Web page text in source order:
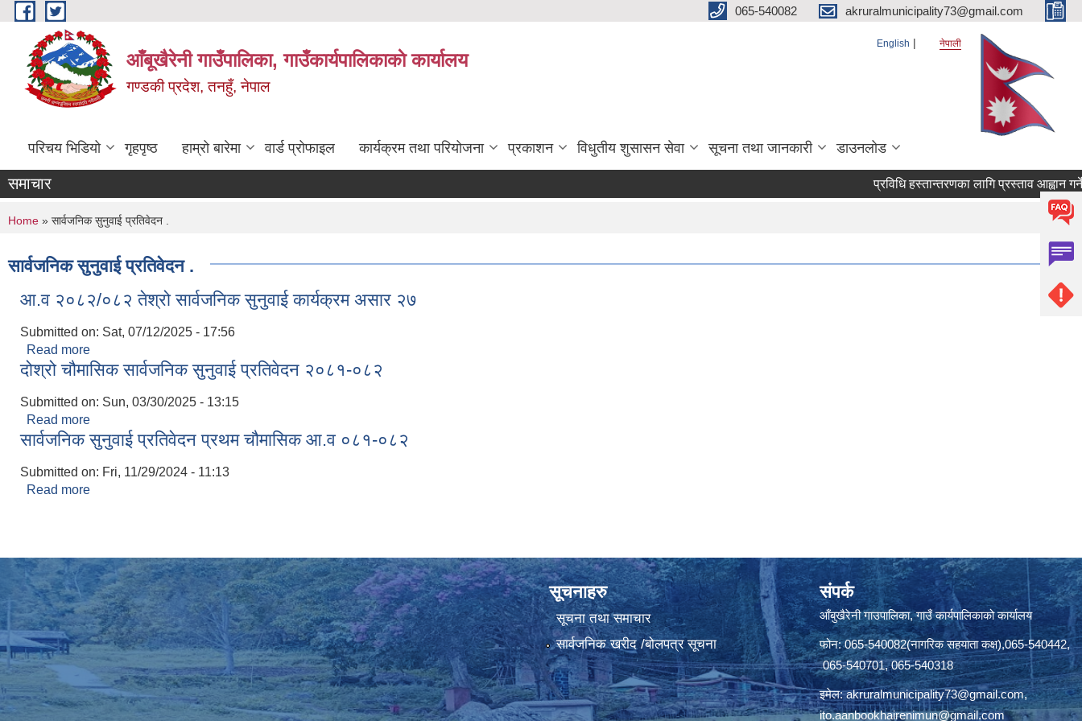
Skip to main content 065-540082 akruralmunicipality73@gmail.com
आँबूखैरेनी गाउँपालिका, गाउँकार्यपालिकाकाे कार्यालय
गण्डकी प्रदेश, तनहुँ, नेपाल
English नेपाली
परिचय भिडियो गृहपृष्ठ हाम्रो बारेमा वार्ड प्रोफाइल कार्यक्रम तथा परियोजना प्रकाशन विधुतीय शुसासन सेवा सूचना तथा जानकारी डाउनलोड
समाचार प्रविधि हस्तान्तरणका लागि प्रस्ताव आह्वान गर्ने
You are here
Home » सार्वजनिक सुनुवाई प्रतिवेदन .
सार्वजनिक सुनुवाई प्रतिवेदन .
आ.व २०८२/०८२ तेश्रो सार्वजनिक सुनुवाई कार्यक्रम असार २७
Submitted on: Sat, 07/12/2025 - 17:56
Read more
दोश्रो चौमासिक सार्वजनिक सुनुवाई प्रतिवेदन २०८१-०८२
Submitted on: Sun, 03/30/2025 - 13:15
Read more
सार्वजनिक सुनुवाई प्रतिवेदन प्रथम चौमासिक आ.व ०८१-०८२
Submitted on: Fri, 11/29/2024 - 11:13
Read more
सूचनाहरु
सूचना तथा समाचार
सार्वजनिक खरीद /बोलपत्र सूचना
संपर्क
आँबुखैरेनी गाउपालिका, गाउँ कार्यपालिकाको कार्यालय
फोन: 065-540082(नागरिक सहयाता कक्ष),065-540442,
065-540701, 065-540318
इमेल:akruralmunicipality73@gmail.com,
ito.aanbookhairenimun@gmail.com